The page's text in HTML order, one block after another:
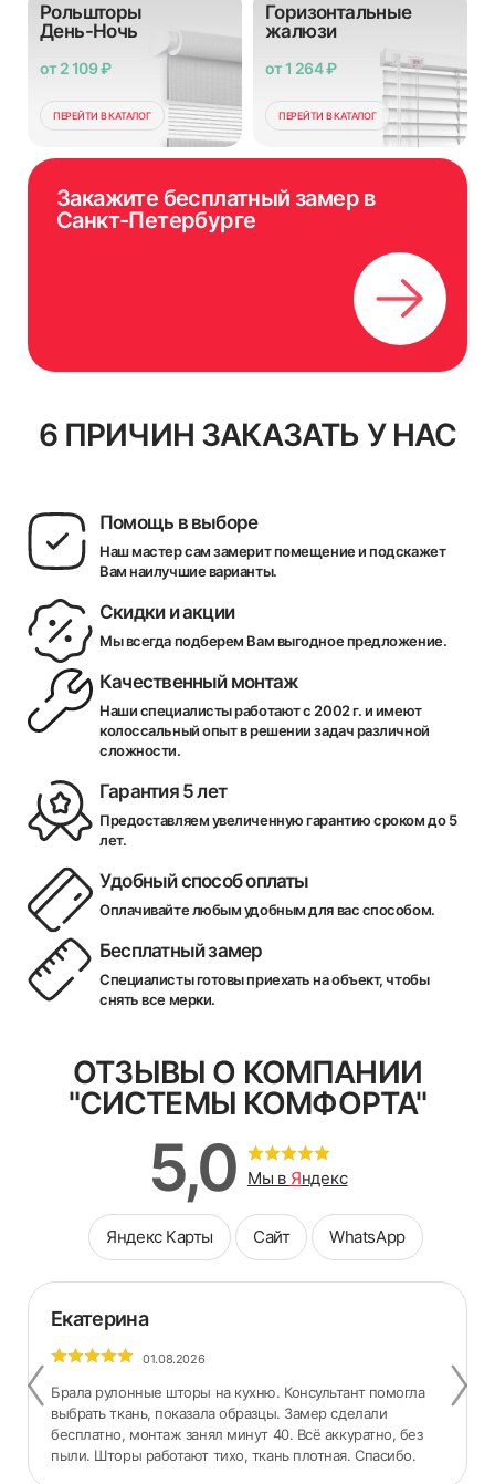
Рольшторы
День-Ночь
от 2 109 ₽
ПЕРЕЙТИ В КАТАЛОГ
Горизонтальные
жалюзи
от 1 264 ₽
ПЕРЕЙТИ В КАТАЛОГ
Закажите бесплатный замер в
Санкт-Петербурге
6 ПРИЧИН ЗАКАЗАТЬ У НАС
Помощь в выборе
Наш мастер сам замерит помещение и подскажет
Вам наилучшие варианты.
Скидки и акции
Мы всегда подберем Вам выгодное предложение.
Качественный монтаж
Наши специалисты работают с 2002 г. и имеют
колоссальный опыт в решении задач различной
сложности.
Гарантия 5 лет
Предоставляем увеличенную гарантию сроком до 5
лет.
Удобный способ оплаты
Оплачивайте любым удобным для вас способом.
Бесплатный замер
Специалисты готовы приехать на объект, чтобы
снять все мерки.
ОТЗЫВЫ О КОМПАНИИ
"СИСТЕМЫ КОМФОРТА"
5,0 Мы в Яндекс
Яндекс Карты Сайт WhatsApp
Екатерина
01.08.2026
Брала рулонные шторы на кухню. Консультант помогла
выбрать ткань, показала образцы. Замер сделали
бесплатно, монтаж занял минут 40. Всё аккуратно, без
пыли. Шторы работают тихо, ткань плотная. Спасибо.